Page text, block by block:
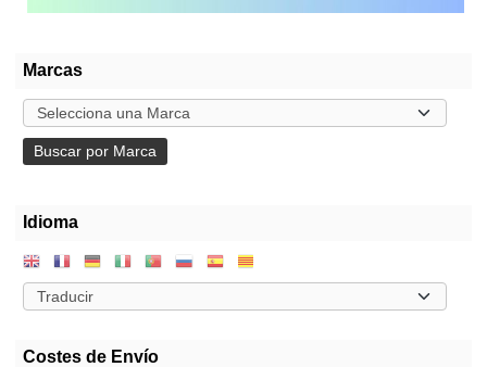
Marcas
Idioma
Costes de Envío